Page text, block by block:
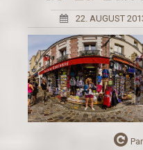
22. AUGUST